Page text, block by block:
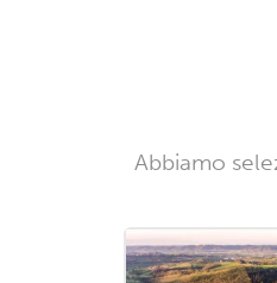
Abbiamo